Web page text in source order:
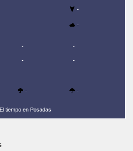
-
-
-
-
-
-
-
-
El tiempo en Posadas